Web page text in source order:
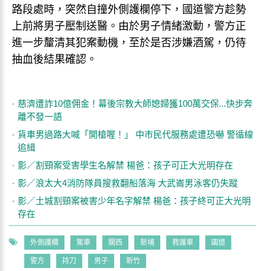
路段處時，突然自撞外側護欄停下，國道警方趁勢
上前將男子壓制送醫。由於男子情緒激動，警方正
進一步釐清其犯案動機，至於是否涉嫌酒駕，仍待
抽血後結果確認。
慈濟遭詐10億佣金！幕後宗教大師媳婦獲100萬交保...快步奔
離不發一語
貨車男過路大喊「開槍喔！」 中市民代服務處遭恐嚇 警循線
追緝
影／割頸案受害學生名解禁 楊爸：孩子可正大光明存在
影／浪太大4消防隊員搜救翻船落海 大武崙男泳客仍失蹤
影／土城割頸案被害少年名字解禁 楊爸：孩子終可正大光明
存在
外側護欄 駕車 關西 新埔 救護車 國道
警方 持刀 男子 新竹